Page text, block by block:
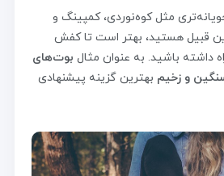
مثل کوه‌نوردی، کمپینگ و
قبیل هستید، بهتر است تا کفش
داشته باشید. به عنوان مثال بوت‌های
و زخیم بهترین گزینه پیشنهادی